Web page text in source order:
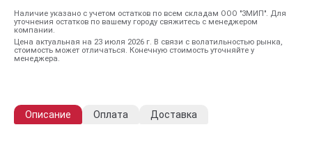
Наличие указано с учетом остатков по всем складам ООО "ЗМИП". Для
уточнения остатков по вашему городу свяжитесь с менеджером
компании.
Цена актуальная на 23 июля 2026 г. В связи с волатильностью рынка,
стоимость может отличаться. Конечную стоимость уточняйте у
менеджера.
Описание Оплата Доставка